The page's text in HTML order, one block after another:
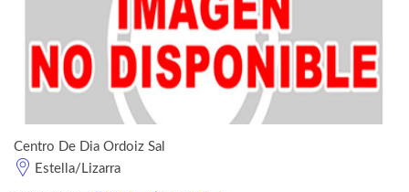
Centro De Dia Ordoiz Sal
Estella/Lizarra